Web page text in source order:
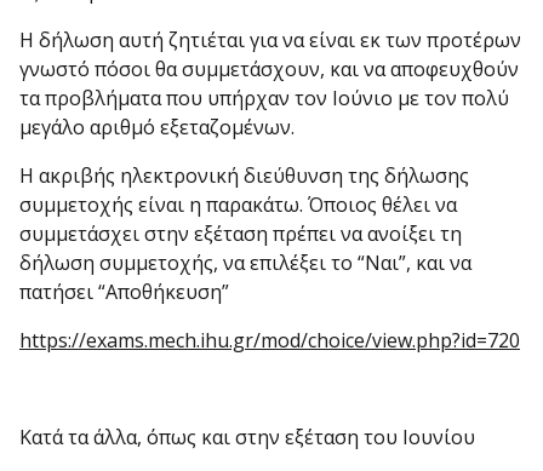
Η δήλωση αυτή ζητιέται για να είναι εκ των προτέρων
γνωστό πόσοι θα συμμετά­σχουν, και να αποφευχθούν
τα προβλήματα που υπήρχαν τον Ιούνιο με τον πολύ
με­γάλο αριθμό εξεταζομένων.
Η ακριβής ηλεκτρονική διεύθυνση της δήλωσης
συμμετοχής είναι η παρακάτω. Όποιος θέλει να
συμμετάσχει στην εξέταση πρέπει να ανοίξει τη
δήλωση συμμετο­χής, να επιλέξει το “Ναι”, και να
πατήσει “Αποθήκευση”
https://exams.mech.ihu.gr/mod/choice/view.php?id=720
Κατά τα άλλα, όπως και στην εξέταση του Ιουνίου